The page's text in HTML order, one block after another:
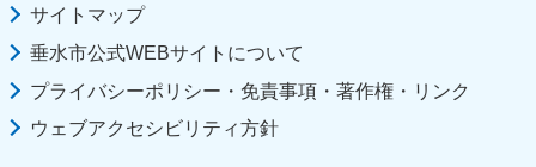
サイトマップ
垂水市公式WEBサイトについて
プライバシーポリシー・免責事項・著作権・リンク
ウェブアクセシビリティ方針